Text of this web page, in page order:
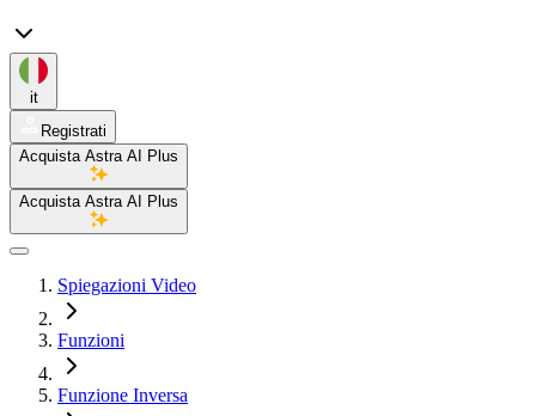
it
Registrati
Acquista Astra AI Plus
Acquista Astra AI Plus
Spiegazioni Video
Funzioni
Funzione Inversa